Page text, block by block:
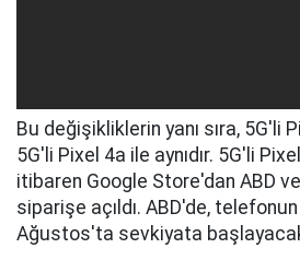
Bu değişikliklerin yanı sıra, 5G'li
5G'li Pixel 4a ile aynıdır. 5G'li
itibaren Google Store'dan ABD
siparişe açıldı. ABD'de,
Ağustos'ta sevkiyata